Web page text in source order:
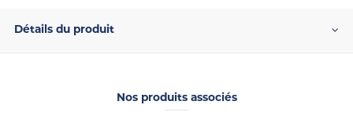
Détails du produit
Nos produits associés